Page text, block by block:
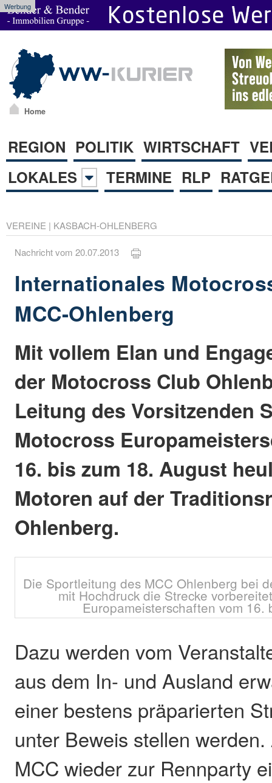
Werbung
Home
REGION POLITIK WIRTSCHAFT
LOKALES
TERMINE RLP
VEREINE | KASBACH-OHLENBERG
Nachricht vom 20.07.2013
Internationales
MCC-Ohlenberg
Mit vollem Elan und
der Motocross Club
Leitung des Vorsitzenden
Motocross
16. bis zum 18. August
Motoren auf der
Ohlenberg.
Die Sportleitung des MCC Ohlenberg bei
mit Hochdruck die Strecke
Europameisterschaften vom 16.
Dazu werden vom
aus dem In- und Ausland
einer bestens präparierten
unter Beweis stellen
MCC wieder zur Rennparty